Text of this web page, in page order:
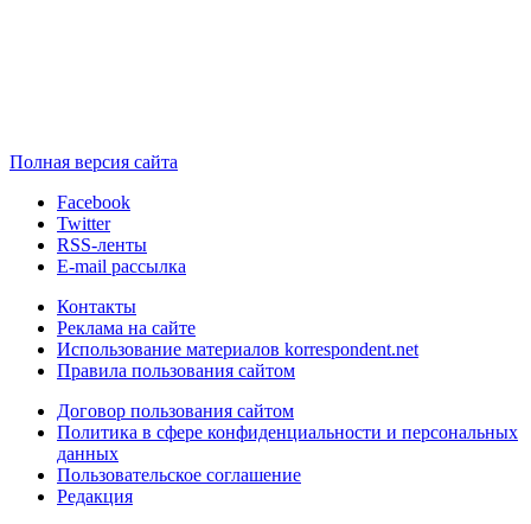
Полная версия сайта
Facebook
Twitter
RSS-ленты
E-mail рассылка
Контакты
Реклама на сайте
Использование материалов korrespondent.net
Правила пользования сайтом
Договор пользования сайтом
Политика в сфере конфиденциальности и персональных
данных
Пользовательское соглашение
Редакция